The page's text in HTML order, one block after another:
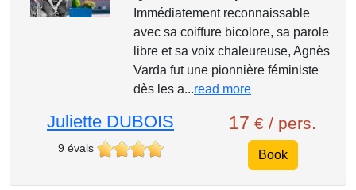
Immédiatement reconnaissable
avec sa coiffure bicolore, sa parole
libre et sa voix chaleureuse, Agnès
Varda fut une pionnière féministe
dès les a...read more
Juliette DUBOIS
9 évals
17 € / pers.
Book